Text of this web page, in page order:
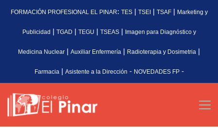
FORMACIÓN PROFESIONAL EL PINAR: TES| TSEI| TSAF| Marketing y
Publicidad | TGAD | TEGU | TSEAS| Imagen para Diagnóstico y
Medicina Nuclear | Auxiliar Enfermería | Radioterapia y Dosimetria |
Farmacia | Asistente a la Dirección - NOVEDADES FP-